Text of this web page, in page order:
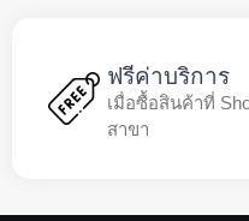
ฟรีค่าบริการ
เมื่อซื้อสินค้าที่
สาขา